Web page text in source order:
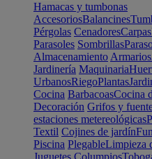
Hamacas y tumbonas
AccesoriosBalancines
Pérgolas CenadoresCarpas
Parasoles Sombrillas
Almacenamiento Armarios
Jardinería Maquinaria
UrbanosRiegoPlantas
Cocina BarbacoasCocina
Decoración Grifos y
estaciones metereológicas
Textil Cojines de jardín
Piscina PlegableLimpieza
Juguetes Columpios